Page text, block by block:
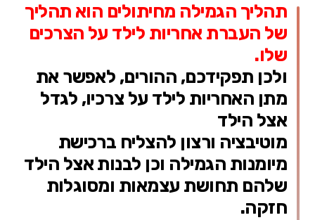
תהליך הגמילה מחיתולים הוא תהליך
של העברת אחריות לילד על הצרכים
שלו.
ולכן תפקידכם, ההורים, לאפשר את
מתן האחריות לילד על צרכיו, לגדל
אצל הילד
מוטיבציה ורצון להצליח ברכישת
מיומנות הגמילה וכן לבנות אצל הילד
שלהם תחושת עצמאות ומסוגלות
חזקה.